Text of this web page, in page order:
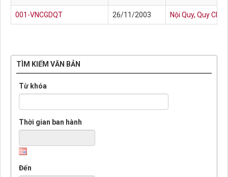
001-VNCGDQT 26/11/2003 Nội Quy, Quy
TÌM KIẾM VĂN BẢN
Từ khóa
Thời gian ban hành
Đến